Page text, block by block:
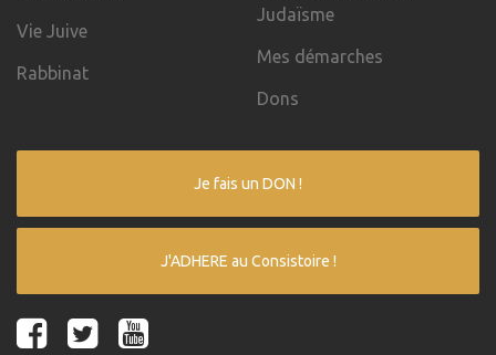
Vie Juive
Rabbinat
Judaïsme
Mes démarches
Dons
Je fais un DON !
J'ADHERE au Consistoire !